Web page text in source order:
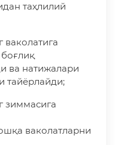
таҳлилий
ва натижалари
тайёрлайди;
зиммасига
ваколатларни